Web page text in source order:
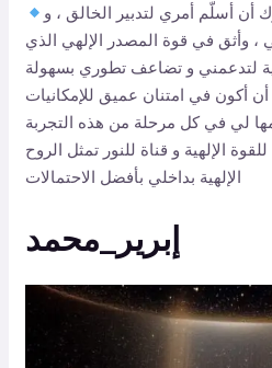
أن أسلّم أمري لتدبير الخالق ، و
، وأثق في قوة المصدر الإلهي الذي
لتدعمني و تضاعف تطوري بسهولة
أكون في امتنان عميق للإمكانيات
لي في كل مرحلة من هذه التجربة
الإلهية و قناة للنور تمثل الروح
الإلهية بداخلي بأفضل الاحتمالات
إبرير_محمد